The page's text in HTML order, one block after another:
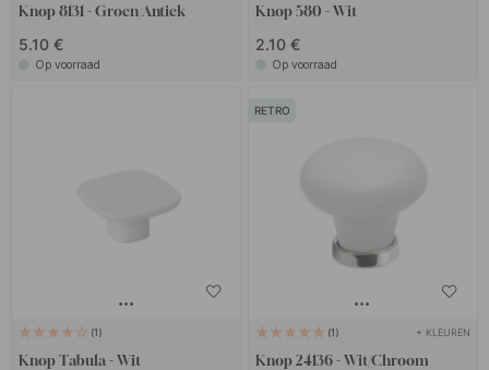
Knop 8131 - Groen/Antiek
5.10 €
Op voorraad
Knop 580 - Wit
2.10 €
Op voorraad
1
Knop Tabula - Wit
RETRO
1 + KLEUREN
Knop 24136 - Wit/Chroom